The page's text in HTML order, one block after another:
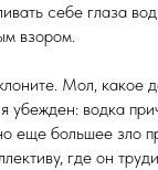
себе глаза
взором.
Мол, какое
убежден: водка
еще большее зло
где он